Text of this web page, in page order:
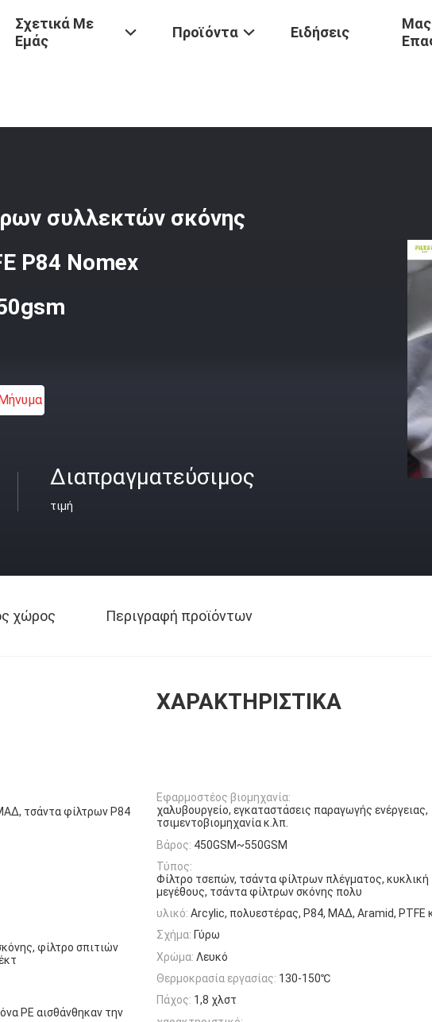
Σχετικά Με
Εμάς
Προϊόντα Ειδήσεις
Μας
Πολυεστέρα
συλλεκτών σκόνης
P84 Nomex
Διαπραγματεύσιμος
τιμή
χώρος Περιγραφή προϊόντων
ΧΑΡΑΚΤΗΡΙΣΤΙΚΆ
τσάντα φίλτρων P84
Εφαρμοστέος βιομηχανία:
χαλυβουργείο, εγκαταστάσεις παραγωγής ενέργειας,
τσιμεντοβιομηχανία κ.λπ.
Βάρος: 450GSM~550GSM
Τύπος:
Φίλτρο τσεπών, τσάντα φίλτρων πλέγματος,
μεγέθους, τσάντα φίλτρων σκόνης πολυ
υλικό: Arcylic, πολυεστέρας, P84, ΜΑΔ, Aramid, PTFE
φίλτρο σπιτιών
Σχήμα: Γύρω
Χρώμα: Λευκό
Θερμοκρασία εργασίας: 130-150℃
PE αισθάνθηκαν την
Πάχος: 1,8 χλστ